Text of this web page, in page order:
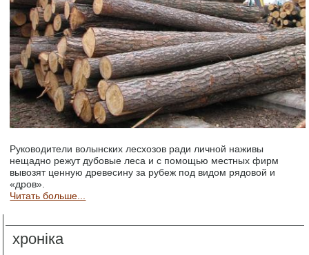
Руководители волынских лесхозов ради личной наживы
нещадно режут дубовые леса и с помощью местных фирм
вывозят ценную древесину за рубеж под видом рядовой и
«дров».
Читать больше...
хроніка